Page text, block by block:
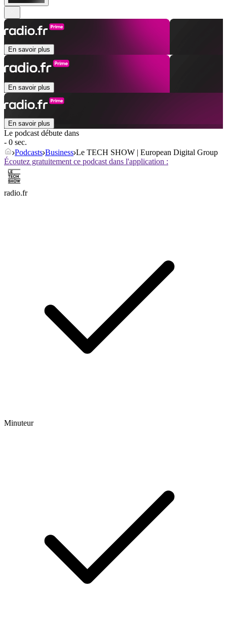
En savoir plus
En savoir plus
En savoir plus
Le podcast débute dans
- 0 sec.
Podcasts Business Le TECH SHOW | European Digital Group
Écoutez gratuitement ce podcast dans l'application :
radio.fr
Minuteur